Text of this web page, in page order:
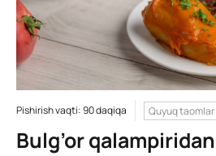
Pishirish vaqti: 90 daqiqa Quyuq taomlar
Bulg’or